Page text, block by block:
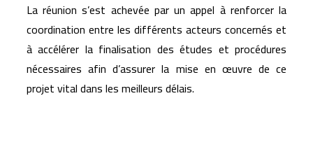
La réunion s’est achevée par un appel à renforcer la
coordination entre les différents acteurs concernés et
à accélérer la finalisation des études et procédures
nécessaires afin d’assurer la mise en œuvre de ce
projet vital dans les meilleurs délais.